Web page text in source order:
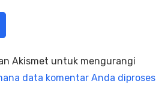
Akismet untuk mengurangi
data komentar Anda diproses